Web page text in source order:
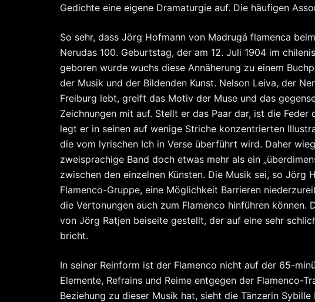
Gedichte eine eigene Dramaturgie auf. Die häufigen
So sehr, dass Jörg Hofmann von Madrugá flamenca
Nerudas 100. Geburtstag, der am 12. Juli 1904 im
geboren wurde wuchs diese Annäherung zu einem
der Musik und der Bildenden Kunst. Nelson Leiva, der
Freiburg lebt, greift das Motiv der Muse und das
Zeichnungen mit auf. Stellt er das Paar dar, ist die
legt er in seinen auf wenige Striche konzentrierten
die vom lyrischen Ich in Verse überführt wird. Daher
zweisprachige Band doch etwas mehr als ein
zwischen den einzelnen Künsten. Die Musik sei, so Jörg
Flamenco-Gruppe, eine Möglichkeit Barrieren
die Vertonungen auch zum Flamenco hinführen können.
von Jörg Ratjen beiseite gestellt, der auf eine sehr
bricht.
In seiner Reinform ist der Flamenco nicht auf der 65-
Elemente, Refrains und Reime entgegen der Flamenco-
Beziehung zu dieser Musik hat, sieht die Tänzerin